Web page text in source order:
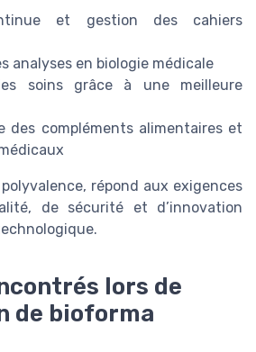
et gestion des cahiers
analyses en biologie médicale
soins grâce à une meilleure
des compléments alimentaires et
répond aux exigences
de sécurité et d’innovation
lors de
de bioforma